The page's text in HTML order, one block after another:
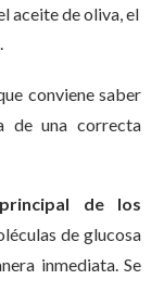
aceite de oliva, el
conviene saber
de una correcta
de los
de glucosa
inmediata. Se